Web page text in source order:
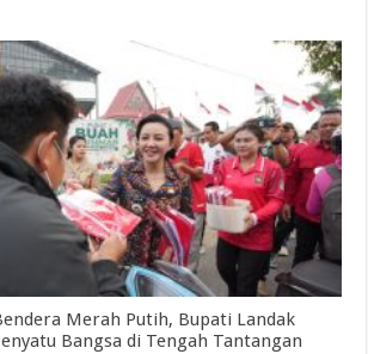
Merah Putih, Bupati Landak
Bangsa di Tengah Tantangan